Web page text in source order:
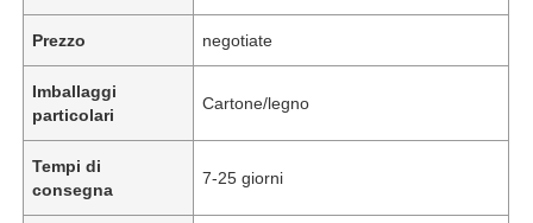
Prezzo negotiate
Imballaggi
particolari
Cartone/legno
Tempi di
consegna
7-25 giorni